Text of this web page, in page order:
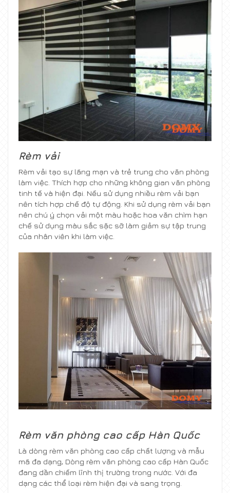
Rèm vải
Rèm vải tạo sự lãng mạn và trẻ trung cho văn phòng
làm việc. Thích hợp cho những không gian văn phòng
tinh tế và hiện đại. Nếu sử dụng nhiều rèm vải bạn
nên tích hợp chế độ tự động. Khi sử dụng rèm vải bạn
nên chú ý chọn vải một màu hoặc hoa văn chìm hạn
chế sử dụng màu sắc sặc sỡ làm giảm sự tập trung
của nhân viên khi làm việc.
Rèm văn phòng cao cấp Hàn Quốc
Là dòng rèm văn phòng cao cấp chất lượng và mẫu
mã đa dạng, Dòng rèm văn phòng cao cấp Hàn Quốc
đang dần chiếm lĩnh thị trường trong nước. Với đa
dạng các thể loại rèm hiện đại và sang trọng.